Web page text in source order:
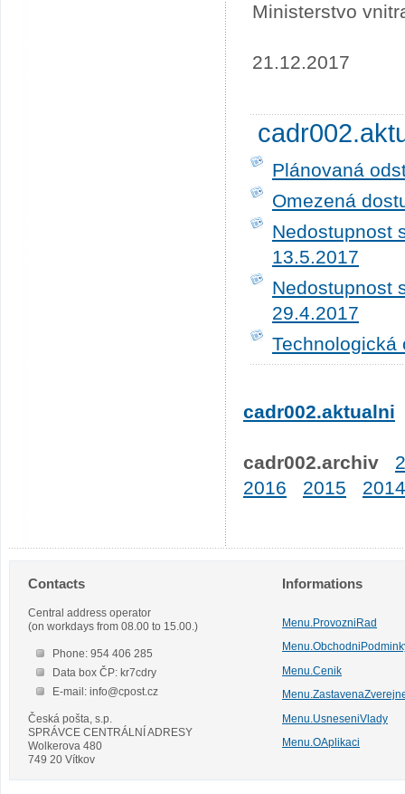
Ministerstvo
21.12.2017
Plánovaná
Omezená
Nedostupnost
13.5.2017
Nedostupnost
29.4.2017
Technologická
cadr002.aktualni
cadr002.archiv
2016
2015 2014
Contacts
Central address operator
(on workdays from 08.00 to 15.00.)
Phone: 954 406 285
Data box ČP: kr7cdry
E-mail: info@cpost.cz
Česká pošta, s.p.
SPRÁVCE CENTRÁLNÍ ADRESY
Wolkerova 480
749 20 Vítkov
Informations
Menu.ProvozniRad
Menu.Cenik
Menu.UsneseniVlady
Menu.OAplikaci